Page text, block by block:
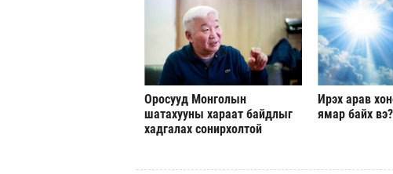
Оросууд Монголын
шатахууны хараат байдлыг
хадгалах сонирхолтой
Ирэх арав
ямар байх вэ?